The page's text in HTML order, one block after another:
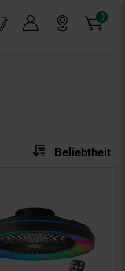
Angebote 0
Artikel
Sortierung:
Beliebtheit